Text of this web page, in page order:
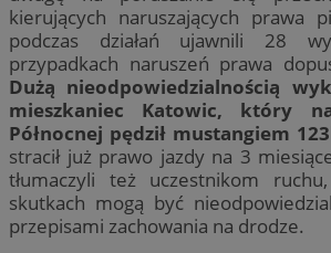
kierujących naruszających prawa
podczas działań ujawnili 28
przypadkach naruszeń prawa
Dużą nieodpowiedzialnością
mieszkaniec Katowic, który
Północnej pędził mustangiem
stracił już prawo jazdy na 3
tłumaczyli też uczestnikom
skutkach mogą być
przepisami zachowania na drodze.